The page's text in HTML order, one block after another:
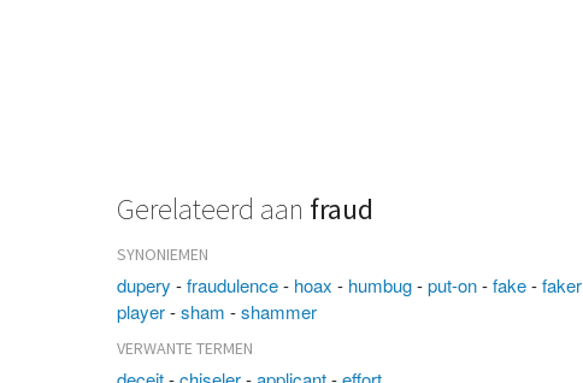
Gerelateerd aan fraud
SYNONIEMEN
dupery -fraudulence- hoax - humbug-put-on-fake-faker
player-sham -shammer
VERWANTE TERMEN